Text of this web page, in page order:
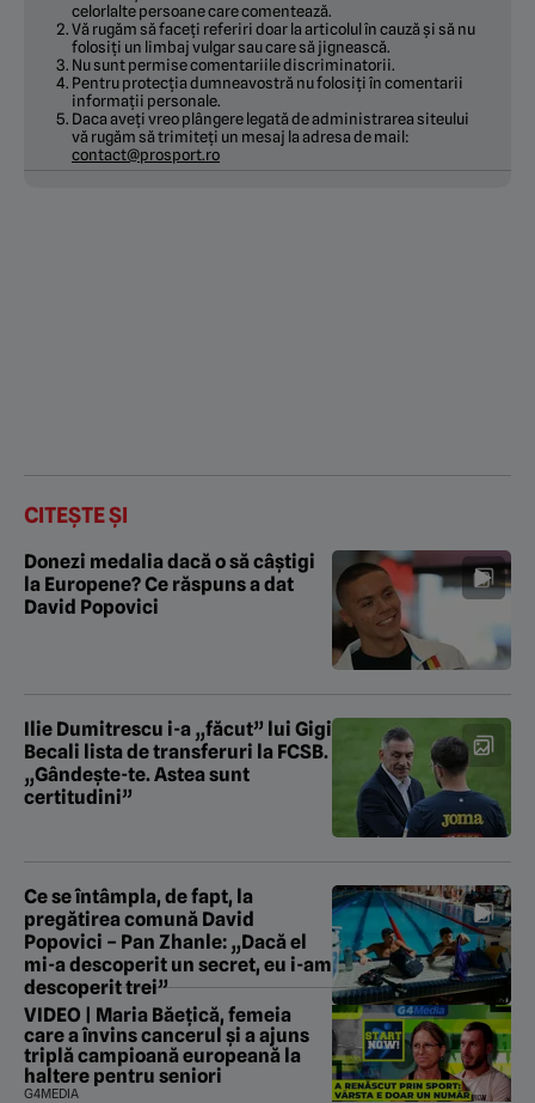
celorlalte persoane care comentează.
Vă rugăm să faceți referiri doar la articolul în cauză și să nu
folosiți un limbaj vulgar sau care să jignească.
Nu sunt permise comentariile discriminatorii.
Pentru protecția dumneavostră nu folosiți în comentarii
informații personale.
Daca aveți vreo plângere legată de administrarea siteului
vă rugăm să trimiteți un mesaj la adresa de mail:
contact@prosport.ro
CITEȘTE ȘI
Donezi medalia dacă o să câștigi
la Europene? Ce răspuns a dat
David Popovici
Ilie Dumitrescu i-a „făcut” lui Gigi
Becali lista de transferuri la FCSB.
„Gândește-te. Astea sunt
certitudini”
Ce se întâmpla, de fapt, la
pregătirea comună David
Popovici – Pan Zhanle: „Dacă el
mi-a descoperit un secret, eu i-am
descoperit trei”
VIDEO | Maria Băețică, femeia
care a învins cancerul și a ajuns
triplă campioană europeană la
haltere pentru seniori
G4MEDIA